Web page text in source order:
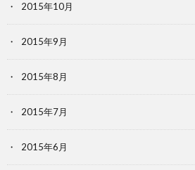
2015年10月
2015年9月
2015年8月
2015年7月
2015年6月